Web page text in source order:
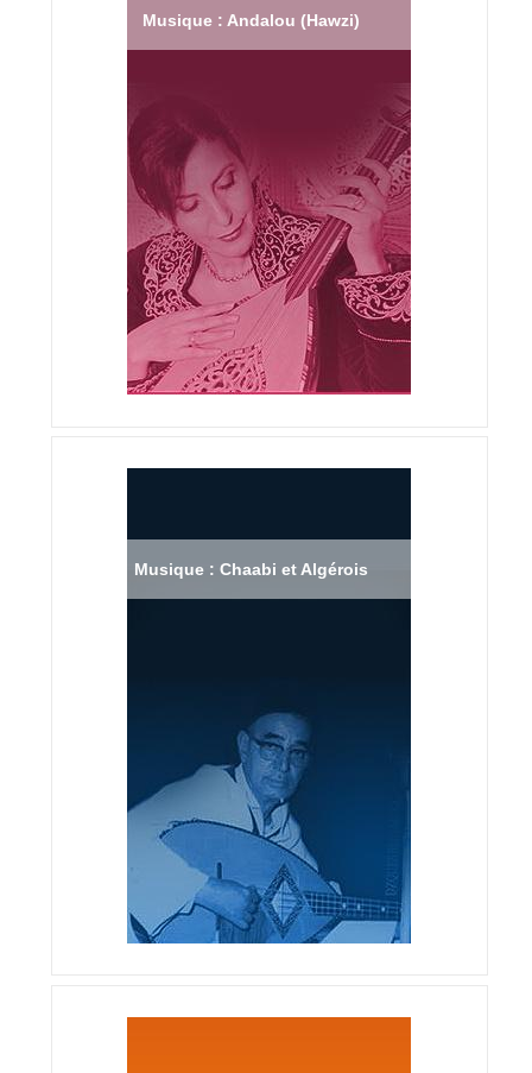
Musique : Andalou (Hawzi)
Musique : Chaabi et Algérois